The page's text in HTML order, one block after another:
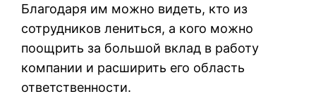
Благодаря им можно видеть, кто из
сотрудников лениться, а кого можно
поощрить за большой вклад в работу
компании и расширить его область
ответственности.